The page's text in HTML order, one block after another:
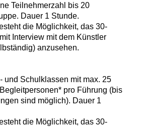
Teilnehmerzahl bis 20
Dauer 1 Stunde.
die Möglichkeit, das 30-
Interview mit dem Künstler
anzusehen.
und Schulklassen mit max. 25
pro Führung (bis
sind möglich). Dauer 1
die Möglichkeit, das 30-